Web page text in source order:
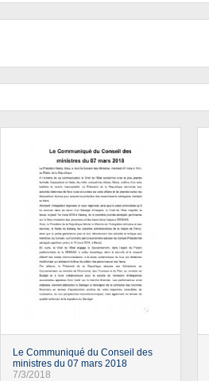
Le Communiqué du Conseil des
ministres du 07 mars 2018
7/3/2018